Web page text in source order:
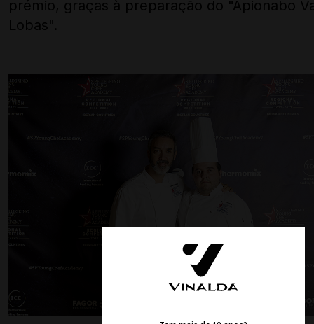
prémio, graças à preparação do "Apionabo
Lobas".